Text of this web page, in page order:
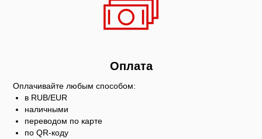
Оплата
Оплачивайте любым способом:
в RUB/EUR
наличными
переводом по карте
по QR-коду